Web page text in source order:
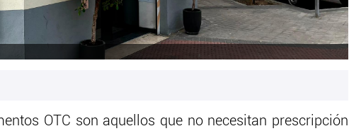
OTC son aquellos que no necesitan prescripción